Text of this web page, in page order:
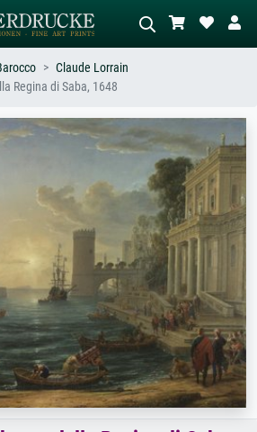
– es.
Descrivi la scena – es. prato verde,
astratto con molto rosso, dipinto a
olio scuro, nudo in piedi vicino a un
albero.
Claude Lorrain
Regina di Saba, 1648